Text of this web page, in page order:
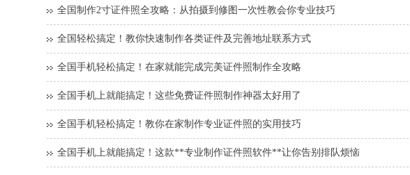
全国制作2寸证件照全攻略：从拍摄到修图一次性教会你专业技巧
全国轻松搞定！教你快速制作各类证件及完善地址联系方式
全国手机轻松搞定！在家就能完成完美证件照制作全攻略
全国手机上就能搞定！这些免费证件照制作神器太好用了
全国手机轻松搞定！教你在家制作专业证件照的实用技巧
全国手机上就能搞定！这款**专业制作证件照软件**让你告别排队烦恼